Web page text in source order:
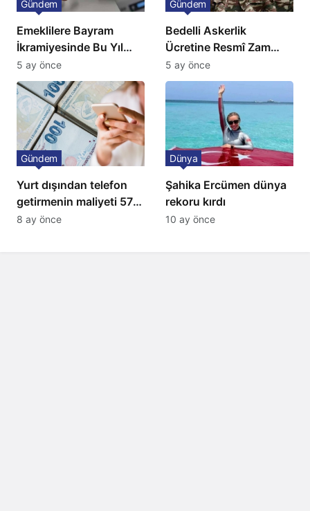
Emeklilere Bayram
İkramiyesinde Bu Yıl
Artış Gelmeyecek
Gündem
5 ay önce
Bedelli Askerlik
Ücretine Resmî Zam
Geliyor
Gündem
5 ay önce
Yurt dışından telefon
getirmenin maliyeti 57
bin lira oldu
Gündem
8 ay önce
Şahika Ercümen dünya
rekoru kırdı
Dünya
10 ay önce